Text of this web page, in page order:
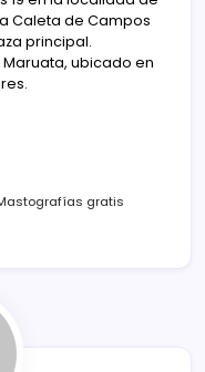
Caleta de Campos
principal.
Maruata, ubicado en
gratis